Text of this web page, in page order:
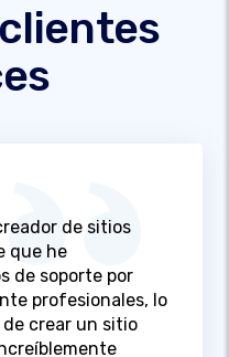
de sitios
que he
de soporte por
profesionales, lo
crear un sitio